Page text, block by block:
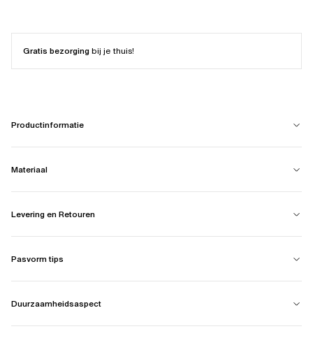
Gratis bezorgingbij je thuis!
Productinformatie
Materiaal
Levering en Retouren
Pasvorm tips
Duurzaamheidsaspect